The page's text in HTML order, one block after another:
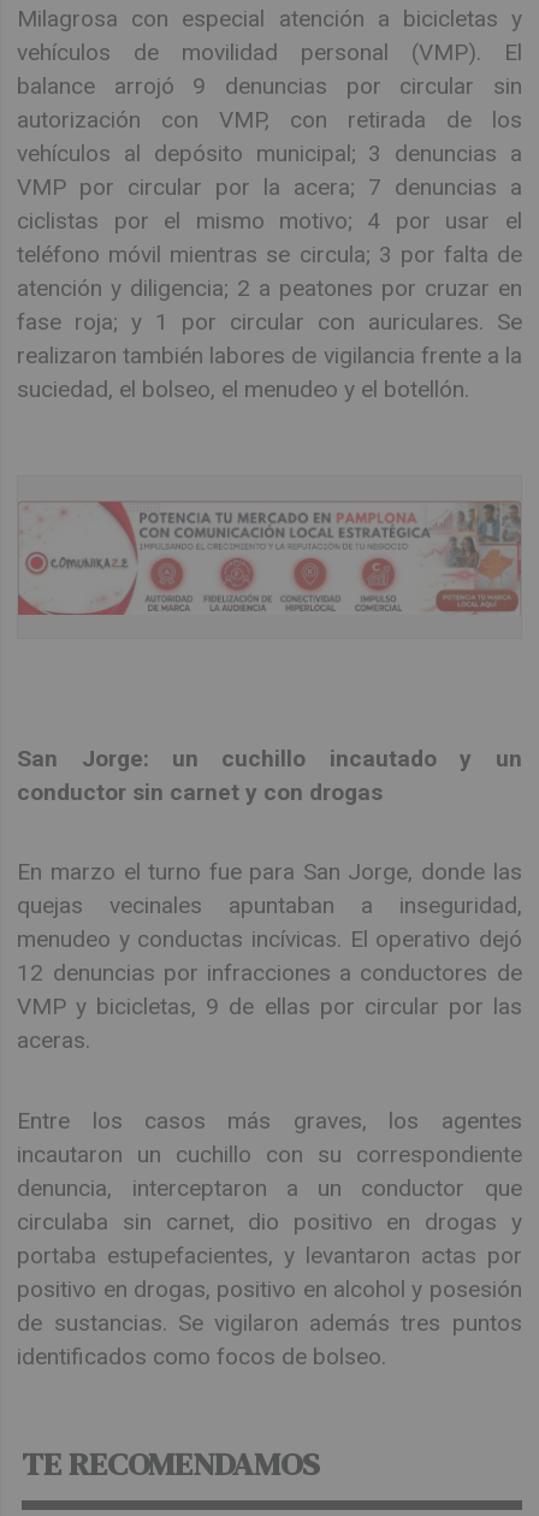
Milagrosa con especial atención a bicicletas y
vehículos de movilidad personal (VMP). El
balance arrojó 9 denuncias por circular sin
autorización con VMP, con retirada de los
vehículos al depósito municipal; 3 denuncias a
VMP por circular por la acera; 7 denuncias a
ciclistas por el mismo motivo; 4 por usar el
teléfono móvil mientras se circula; 3 por falta de
atención y diligencia; 2 a peatones por cruzar en
fase roja; y 1 por circular con auriculares. Se
realizaron también labores de vigilancia frente a la
suciedad, el bolseo, el menudeo y el botellón.
San Jorge: un cuchillo incautado y un
conductor sin carnet y con drogas
En marzo el turno fue para San Jorge, donde las
quejas vecinales apuntaban a inseguridad,
menudeo y conductas incívicas. El operativo dejó
12 denuncias por infracciones a conductores de
VMP y bicicletas, 9 de ellas por circular por las
aceras.
Entre los casos más graves, los agentes
incautaron un cuchillo con su correspondiente
denuncia, interceptaron a un conductor que
circulaba sin carnet, dio positivo en drogas y
portaba estupefacientes, y levantaron actas por
positivo en drogas, positivo en alcohol y posesión
de sustancias. Se vigilaron además tres puntos
identificados como focos de bolseo.
TE RECOMENDAMOS